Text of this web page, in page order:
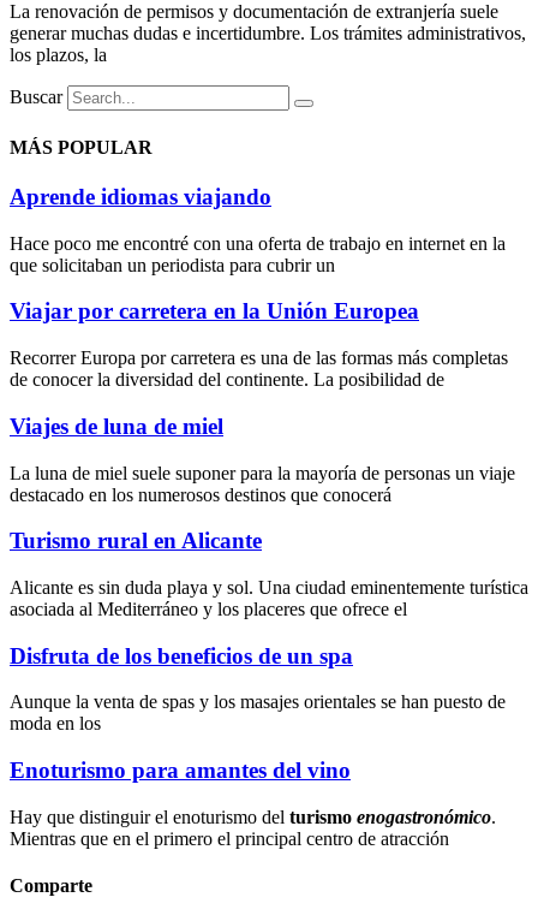
La renovación de permisos y documentación de extranjería suele
generar muchas dudas e incertidumbre. Los trámites administrativos,
los plazos, la
Buscar
MÁS POPULAR
Aprende idiomas viajando
Hace poco me encontré con una oferta de trabajo en internet en la
que solicitaban un periodista para cubrir un
Viajar por carretera en la Unión Europea
Recorrer Europa por carretera es una de las formas más completas
de conocer la diversidad del continente. La posibilidad de
Viajes de luna de miel
La luna de miel suele suponer para la mayoría de personas un viaje
destacado en los numerosos destinos que conocerá
Turismo rural en Alicante
Alicante es sin duda playa y sol. Una ciudad eminentemente turística
asociada al Mediterráneo y los placeres que ofrece el
Disfruta de los beneficios de un spa
Aunque la venta de spas y los masajes orientales se han puesto de
moda en los
Enoturismo para amantes del vino
Hay que distinguir el enoturismo del turismo enogastronómico.
Mientras que en el primero el principal centro de atracción
Comparte